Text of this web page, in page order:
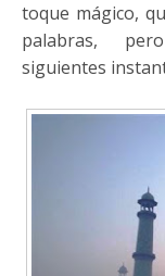
toque mágico,
palabras,
siguientes